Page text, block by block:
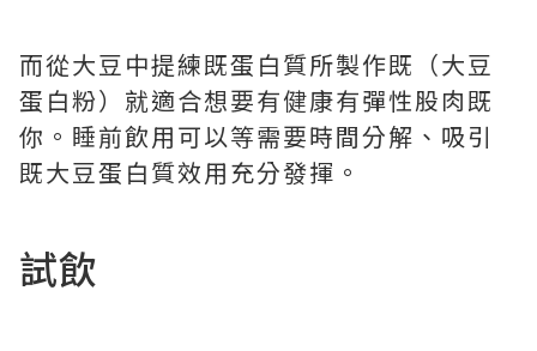
而從大豆中提練既蛋白質所製作既（大豆
蛋白粉）就適合想要有健康有彈性股肉既
你。睡前飲用可以等需要時間分解、吸引
既大豆蛋白質效用充分發揮。
試飲